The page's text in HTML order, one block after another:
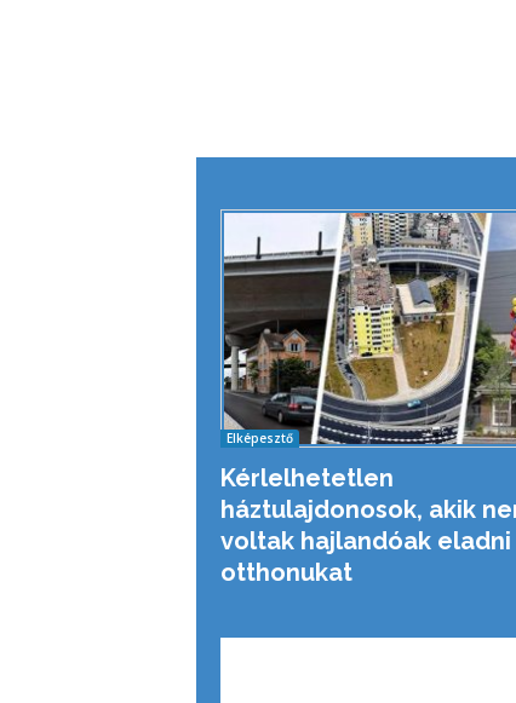
Elképesztő
Kérlelhetetlen
háztulajdonosok, akik
voltak hajlandóak eladni
otthonukat